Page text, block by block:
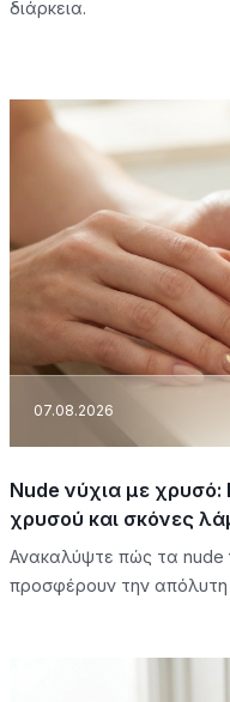
διάρκεια.
07.08.2026
Nude νύχια με
χρυσού και σκόνες
Ανακαλύψτε πώς τα nude
προσφέρουν την